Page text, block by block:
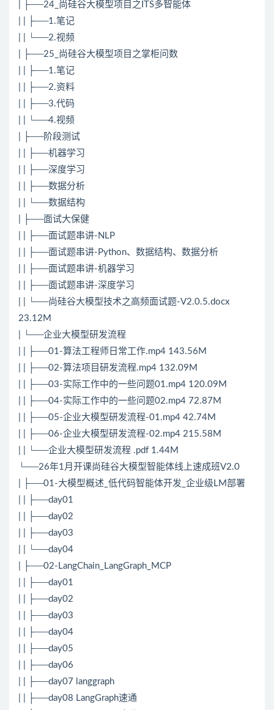
| ├──24_尚硅谷大模型项目之ITS多智能体
| | ├──1.笔记
| | └──2.视频
| ├──25_尚硅谷大模型项目之掌柜问数
| | ├──1.笔记
| | ├──2.资料
| | ├──3.代码
| | └──4.视频
| ├──阶段测试
| | ├──机器学习
| | ├──深度学习
| | ├──数据分析
| | └──数据结构
| ├──面试大保健
| | ├──面试题串讲-NLP
| | ├──面试题串讲-Python、数据结构、数据分析
| | ├──面试题串讲-机器学习
| | ├──面试题串讲-深度学习
| | └──尚硅谷大模型技术之高频面试题-V2.0.5.docx
23.12M
| └──企业大模型研发流程
| | ├──01-算法工程师日常工作.mp4 143.56M
| | ├──02-算法项目研发流程.mp4 132.09M
| | ├──03-实际工作中的一些问题01.mp4 120.09M
| | ├──04-实际工作中的一些问题02.mp4 72.87M
| | ├──05-企业大模型研发流程-01.mp4 42.74M
| | ├──06-企业大模型研发流程-02.mp4 215.58M
| | └──企业大模型研发流程 .pdf 1.44M
└──26年1月开课尚硅谷大模型智能体线上速成班V2.0
| ├──01-大模型概述_低代码智能体开发_企业级LM部署
| | ├──day01
| | ├──day02
| | ├──day03
| | └──day04
| ├──02-LangChain_LangGraph_MCP
| | ├──day01
| | ├──day02
| | ├──day03
| | ├──day04
| | ├──day05
| | ├──day06
| | ├──day07 langgraph
| | ├──day08 LangGraph速通